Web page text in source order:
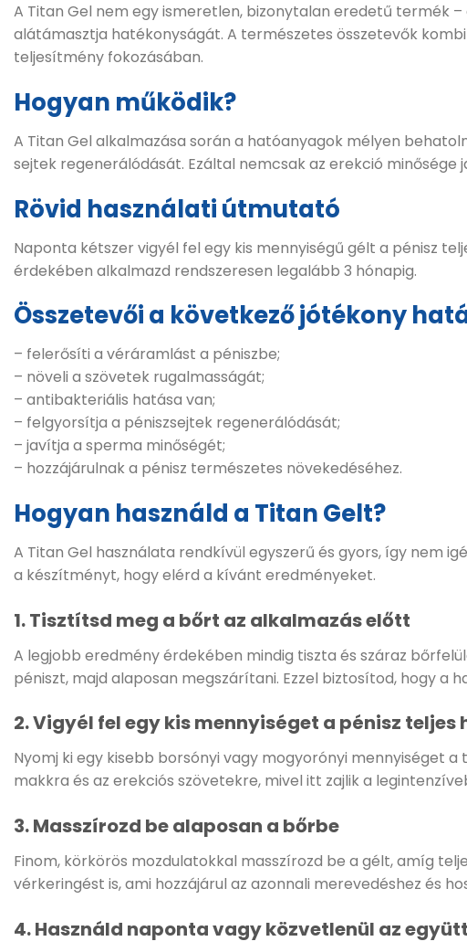
A Titan Gel nem egy ismeretlen, bizonytalan eredetű termék
alátámasztja hatékonyságát. A természetes összetevők
teljesítmény fokozásában.
Hogyan működik?
A Titan Gel alkalmazása során a hatóanyagok mélyen
sejtek regenerálódását. Ezáltal nemcsak az erekció minősége
Rövid használati útmutató
Naponta kétszer vigyél fel egy kis mennyiségű gélt a pénisz
érdekében alkalmazd rendszeresen legalább 3 hónapig.
Összetevői a következő jótékony
– felerősíti a véráramlást a péniszbe;
– növeli a szövetek rugalmasságát;
– antibakteriális hatása van;
– felgyorsítja a péniszsejtek regenerálódását;
– javítja a sperma minőségét;
– hozzájárulnak a pénisz természetes növekedéséhez.
Hogyan használd a Titan Gelt?
A Titan Gel használata rendkívül egyszerű és gyors, így nem
a készítményt, hogy elérd a kívánt eredményeket.
1. Tisztítsd meg a bőrt az alkalmazás előtt
A legjobb eredmény érdekében mindig tiszta és száraz
péniszt, majd alaposan megszárítani. Ezzel biztosítod, hogy a
2. Vigyél fel egy kis mennyiséget a pénisz teljes
Nyomj ki egy kisebb borsónyi vagy mogyorónyi mennyiséget
makkra és az erekciós szövetekre, mivel itt zajlik a
3. Masszírozd be alaposan a bőrbe
Finom, körkörös mozdulatokkal masszírozd be a gélt, amíg
vérkeringést is, ami hozzájárul az azonnali merevedéshez és
4. Használd naponta vagy közvetlenül az